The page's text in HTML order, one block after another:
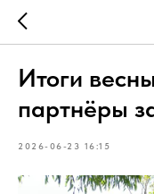
Итоги
партнёры
2026-06-23 16:15